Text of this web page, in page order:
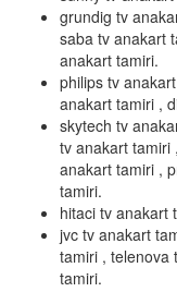
grundig tv
saba tv anakart
anakart tamiri.
philips tv
anakart tamiri ,
skytech tv
tv anakart tamiri
anakart tamiri ,
tamiri.
hitaci tv anakart
jvc tv anakart
tamiri , telenova
tamiri.